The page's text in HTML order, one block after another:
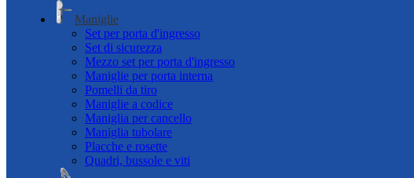
Maniglie
Set per porta d'ingresso
Set di sicurezza
Mezzo set per porta d'ingresso
Maniglie per porta interna
Pomelli da tiro
Maniglie a codice
Maniglia per cancello
Maniglia tubolare
Placche e rosette
Quadri, bussole e viti